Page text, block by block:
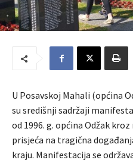
U Posavskoj Mahali (općina
su središnji sadržaji
od 1996. g. općina Odžak
prisjeća na tragična
kraju. Manifestacija se